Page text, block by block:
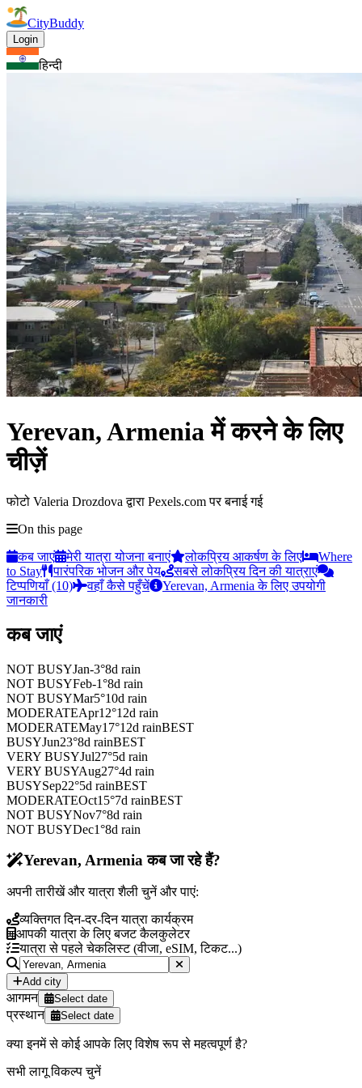
CityBuddy
Login
हिन्दी
Yerevan, Armenia में करने के लिए
चीज़ें
फोटो Valeria Drozdova द्वारा Pexels.com पर बनाई गई
On this page
कब जाएं
मेरी यात्रा योजना बनाएं लोकप्रिय आकर्षण के लिए
Where
to Stay
पारंपरिक भोजन और पेय
सबसे लोकप्रिय दिन की यात्राएं
टिप्पणियाँ (10)
वहाँ कैसे पहुँचें
Yerevan, Armenia के लिए उपयोगी
जानकारी
कब जाएं
NOT BUSYJan-3°8d rain
NOT BUSYFeb-1°8d rain
NOT BUSYMar5°10d rain
MODERATEApr12°12d rain
MODERATEMay17°12d rainBEST
BUSYJun23°8d rainBEST
VERY BUSYJul27°5d rain
VERY BUSYAug27°4d rain
BUSYSep22°5d rainBEST
MODERATEOct15°7d rainBEST
NOT BUSYNov7°8d rain
NOT BUSYDec1°8d rain
Yerevan, Armenia कब जा रहे हैं?
अपनी तारीखें और यात्रा शैली चुनें और पाएं:
व्यक्तिगत दिन-दर-दिन यात्रा कार्यक्रम
आपकी यात्रा के लिए बजट कैलकुलेटर
यात्रा से पहले चेकलिस्ट (वीजा, eSIM, टिकट...)
Add city
आगमन Select date
प्रस्थान Select date
क्या इनमें से कोई आपके लिए विशेष रूप से महत्वपूर्ण है?
सभी लागू विकल्प चुनें